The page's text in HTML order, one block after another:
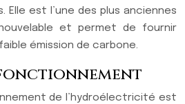
Elle est l’une des plus anciennes
et permet de fournir
émission de carbone.
de l’hydroélectricité est